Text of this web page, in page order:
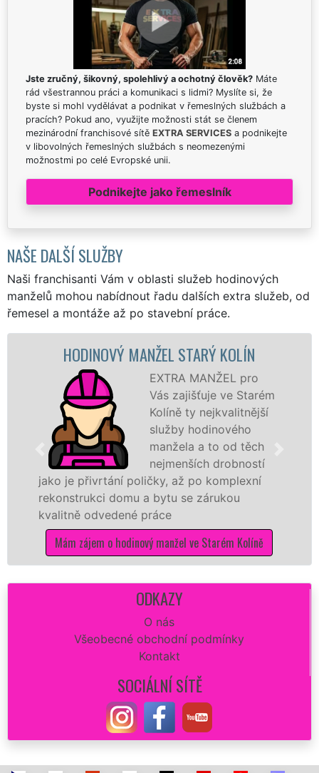
Jste zručný, šikovný, spolehlivý a ochotný člověk? Máte
rád všestrannou práci a komunikaci s lidmi? Myslíte si, že
byste si mohl vydělávat a podnikat v řemeslných službách a
pracích? Pokud ano, využijte možnosti stát se členem
mezinárodní franchisové sítě EXTRA SERVICES a podnikejte
v libovolných řemeslných službách s neomezenými
možnostmi po celé Evropské unii.
Podnikejte jako řemeslník
NAŠE DALŠÍ SLUŽBY
Naši franchisanti Vám v oblasti služeb hodinových
manželů mohou nabídnout řadu dalších extra služeb, od
řemesel a montáže až po stavební práce.
HODINOVÝ MANŽEL STARÝ KOLÍN
EXTRA MANŽEL pro
Vás zajišťuje ve Starém
Kolíně ty nejkvalitnější
služby hodinového
manžela a to od těch
nejmenších drobností
je přivrtání poličky, až po komplexní
domu a bytu se zárukou
odvedené práce
zájem o hodinový manžel ve Starém Kolíně
ODKAZY
O nás
Všeobecné obchodní podmínky
Kontakt
SOCIÁLNÍ SÍTĚ